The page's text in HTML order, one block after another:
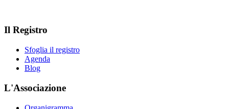
Il Registro
Sfoglia il registro
Agenda
Blog
L'Associazione